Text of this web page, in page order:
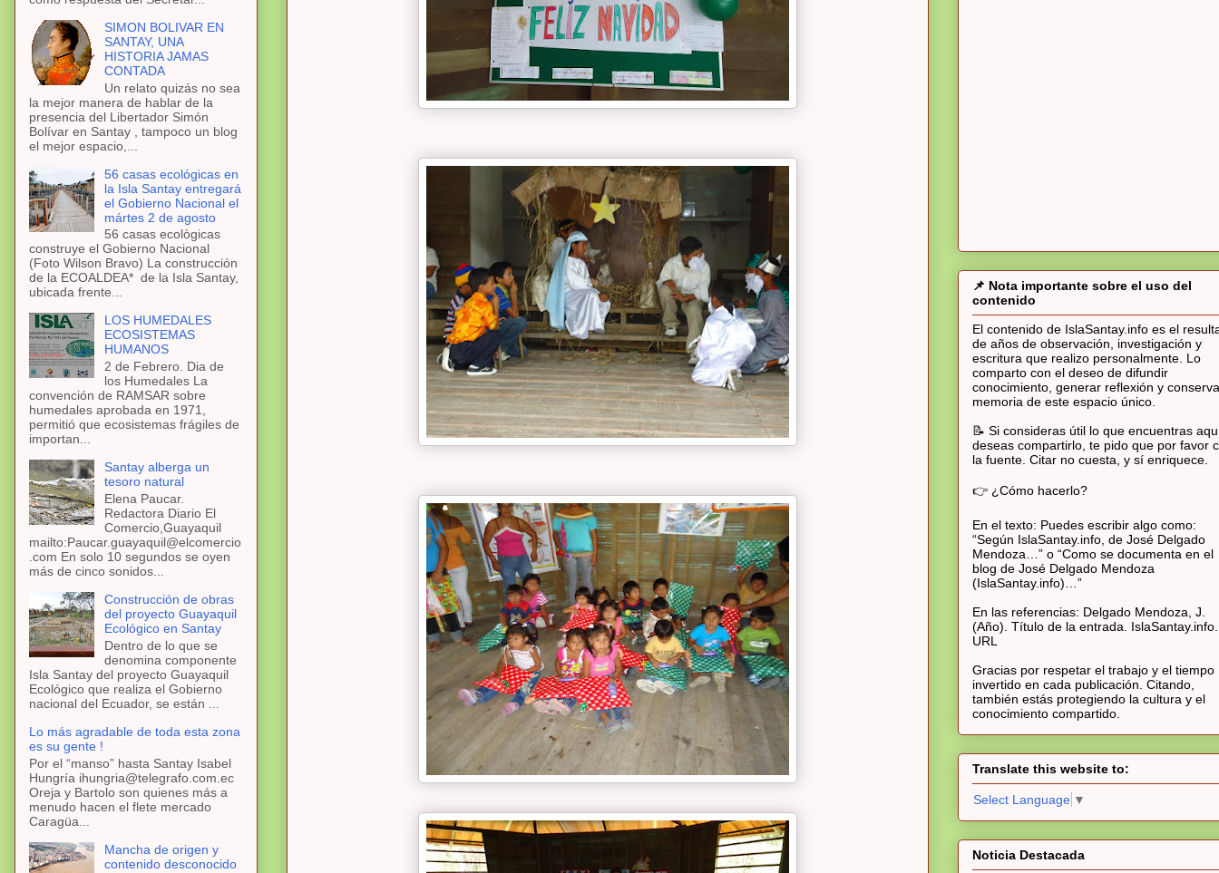
SIMON BOLIVAR EN
SANTAY, UNA
HISTORIA JAMAS
CONTADA
Un relato quizás no sea
la mejor manera de hablar de la
presencia del Libertador Simón
Bolívar en Santay , tampoco un blog
el mejor espacio,...
56 casas ecológicas en
la Isla Santay entregará
el Gobierno Nacional el
mártes 2 de agosto
56 casas ecològicas
construye el Gobierno Nacional
(Foto Wilson Bravo) La construcción
de la ECOALDEA* de la Isla Santay,
ubicada frente...
LOS HUMEDALES
ECOSISTEMAS
HUMANOS
2 de Febrero. Dia de
los Humedales La
convención de RAMSAR sobre
humedales aprobada en 1971,
permitió que ecosistemas frágiles de
importan...
Santay alberga un
tesoro natural
Elena Paucar.
Redactora Diario El
Comercio,Guayaquil
mailto:Paucar.guayaquil@elcomercio
.com En solo 10 segundos se oyen
más de cinco sonidos...
Construcción de obras
del proyecto Guayaquil
Ecológico en Santay
Dentro de lo que se
denomina componente
Isla Santay del proyecto Guayaquil
Ecológico que realiza el Gobierno
nacional del Ecuador, se están ...
Lo más agradable de toda esta zona
es su gente !
Por el “manso” hasta Santay Isabel
Hungría ihungria@telegrafo.com.ec
Oreja y Bartolo son quienes más a
menudo hacen el flete mercado
Caragüa...
Mancha de origen y
contenido desconocido
📌 Nota importante sobre el uso del
contenido
El contenido de IslaSantay.info es el
de años de observación, investigación y
escritura que realizo personalmente. Lo
comparto con el deseo de difundir
conocimiento, generar reflexión y
memoria de este espacio único.
📝 Si consideras útil lo que encuentras
deseas compartirlo, te pido que por favor
la fuente. Citar no cuesta, y sí enriquece.
👉 ¿Cómo hacerlo?
En el texto: Puedes escribir algo como:
“Según IslaSantay.info, de José Delgado
Mendoza…” o “Como se documenta en el
blog de José Delgado Mendoza
(IslaSantay.info)…”
En las referencias: Delgado Mendoza, J.
(Año). Título de la entrada.
URL
Gracias por respetar el trabajo y el tiempo
invertido en cada publicación. Citando,
también estás protegiendo la cultura y el
conocimiento compartido.
Translate this website to:
Select Language ▼
Noticia Destacada